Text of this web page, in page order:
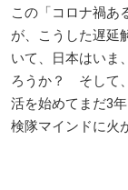
この「コロナ禍あ
が、こうした遅延
いて、日本はいま
ろうか？ そして
活を始めてまだ3
検隊マインドに火